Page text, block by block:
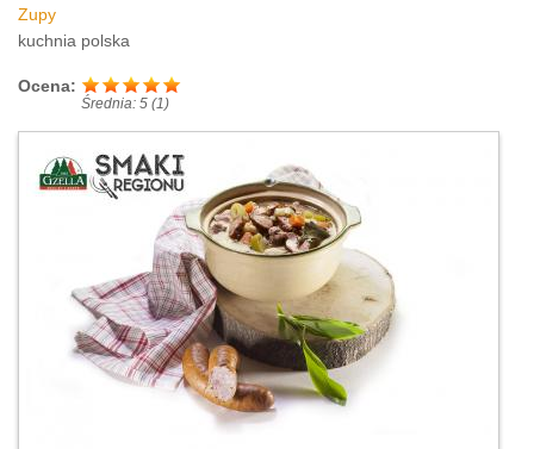
Zupy
kuchnia polska
Ocena:
Średnia: 5 (1 )